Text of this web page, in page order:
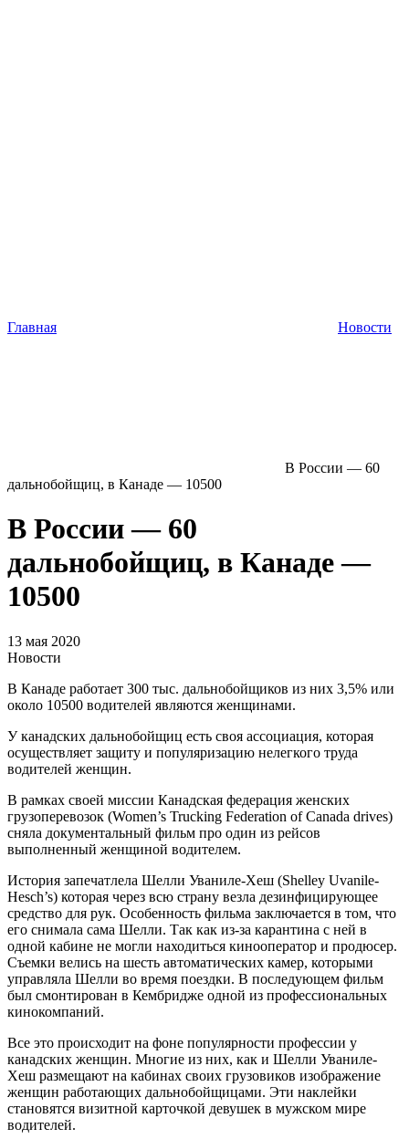
Главная Новости
В России — 60
дальнобойщиц, в Канаде — 10500
В России — 60
дальнобойщиц, в Канаде —
10500
13 мая 2020
Новости
В Канаде работает 300 тыс. дальнобойщиков из них 3,5% или
около 10500 водителей являются женщинами.
У канадских дальнобойщиц есть своя ассоциация, которая
осуществляет защиту и популяризацию нелегкого труда
водителей женщин.
В рамках своей миссии Канадская федерация женских
грузоперевозок (Women’s Trucking Federation of Canada drives)
сняла документальный фильм про один из рейсов
выполненный женщиной водителем.
История запечатлела Шелли Уваниле-Хеш (Shelley Uvanile-
Hesch’s) которая через всю страну везла дезинфицирующее
средство для рук. Особенность фильма заключается в том, что
его снимала сама Шелли. Так как из-за карантина с ней в
одной кабине не могли находиться кинооператор и продюсер.
Съемки велись на шесть автоматических камер, которыми
управляла Шелли во время поездки. В последующем фильм
был смонтирован в Кембридже одной из профессиональных
кинокомпаний.
Все это происходит на фоне популярности профессии у
канадских женщин. Многие из них, как и Шелли Уваниле-
Хеш размещают на кабинах своих грузовиков изображение
женщин работающих дальнобойщицами. Эти наклейки
становятся визитной карточкой девушек в мужском мире
водителей.